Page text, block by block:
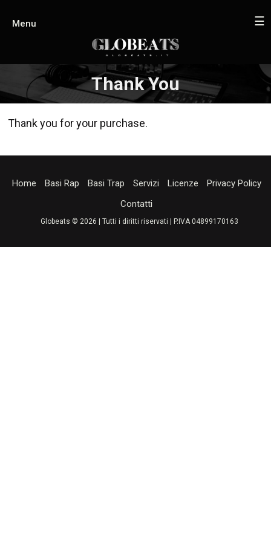
Menu ☰
Thank You
Thank you for your purchase.
Home Basi Rap Basi Trap Servizi Licenze
Privacy Policy
Contatti
Globeats © 2026 | Tutti i diritti riservati | P.IVA 04899170163